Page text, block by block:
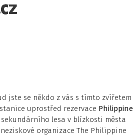
jste se někdo z vás s tímto zvířetem
uprostřed rezervace Philippine
lesa v blízkosti města
organizace The Philippine